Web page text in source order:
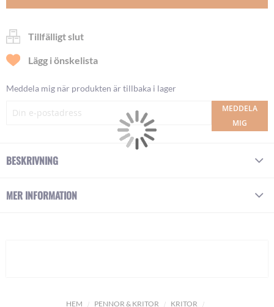
HEM PENNOR & KRITOR
KRITOR
Tillfälligt slut
Lägg i önskelista
Meddela mig när produkten är tillbaka i lager
MEDDELA
MIG
BESKRIVNING
MER INFORMATION